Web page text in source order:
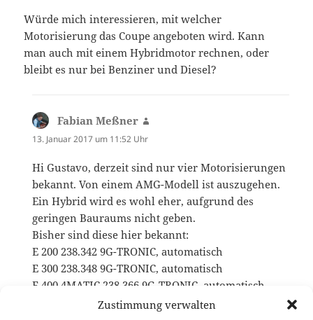
Zustimmung verwalten
Würde mich interessieren, mit welcher
Motorisierung das Coupe angeboten wird. Kann
man auch mit einem Hybridmotor rechnen, oder
bleibt es nur bei Benziner und Diesel?
Fabian Meßner
13. Januar 2017 um 11:52 Uhr
Hi Gustavo, derzeit sind nur vier Motorisierungen
bekannt. Von einem AMG-Modell ist auszugehen.
Ein Hybrid wird es wohl eher, aufgrund des
geringen Bauraums nicht geben.
Bisher sind diese hier bekannt:
E 200 238.342 9G-TRONIC, automatisch
E 300 238.348 9G-TRONIC, automatisch
E 400 4MATIC 238.366 9G-TRONIC, automatisch
E 220 d 238.314 9G-TRONIC, automatisch